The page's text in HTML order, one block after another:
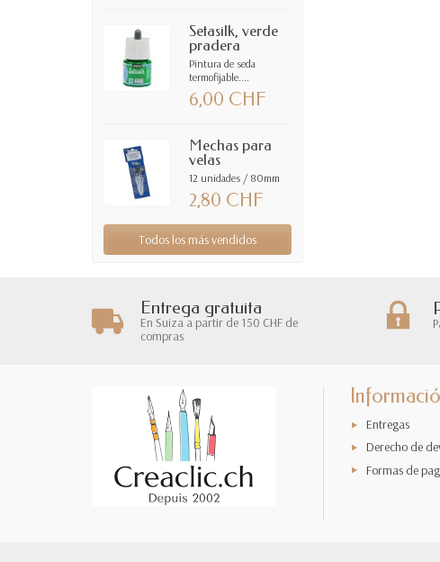
Setasilk, verde
pradera
Pintura de seda
termofijable....
6,00 CHF
Mechas para
velas
12 unidades / 80mm
2,80 CHF
Todos los más vendidos
Entrega gratuita
En Suiza a partir de 150 CHF de
compras
Entregas
Derecho de
Formas de